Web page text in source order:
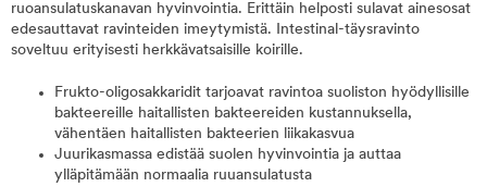
ruoansulatuskanavan hyvinvointia. Erittäin helposti sulavat ainesosat
edesauttavat ravinteiden imeytymistä. Intestinal-täysravinto
soveltuu erityisesti herkkävatsaisille koirille.
Frukto-oligosakkaridit tarjoavat ravintoa suoliston hyödyllisille
bakteereille haitallisten bakteereiden kustannuksella,
vähentäen haitallisten bakteerien liikakasvua
Juurikasmassa edistää suolen hyvinvointia ja auttaa
ylläpitämään normaalia ruuansulatusta